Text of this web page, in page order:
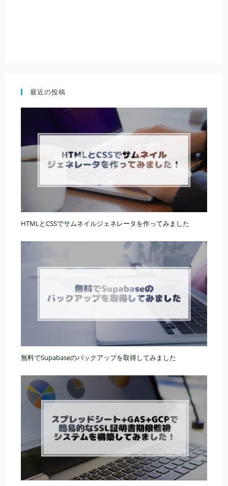
最近の投稿
HTMLとCSSでサムネイルジェネレータを作ってみました
無料でSupabaseのバックアップを取得してみました